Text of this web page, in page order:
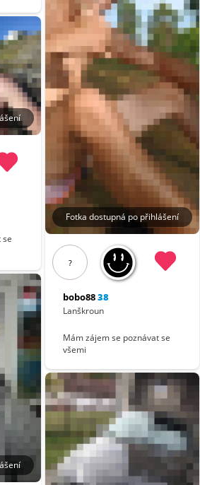
se
Fotka dostupná po přihlášení
?
bobo8838
Lanškroun
Mám zájem se poznávat se
všemi